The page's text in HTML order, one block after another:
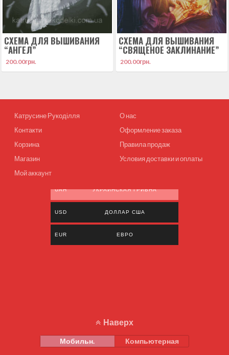
СХЕМА ДЛЯ ВЫШИВАНИЯ
“АНГЕЛ”
200.00грн.
СХЕМА ДЛЯ ВЫШИВАНИЯ
“СВЯЩЕНОЕ ЗАКЛИНАНИЕ”
200.00грн.
Катрусине Рукоділля
Контакти
Корзина
Магазин
Мой аккаунт
О нас
Оформление заказа
Правила продаж
Условия доставки и оплаты
UAH УКРАИНСКАЯ ГРИВНА
USD ДОЛЛАР США
EUR ЕВРО
Наверх
Мобильн. Компьютерная